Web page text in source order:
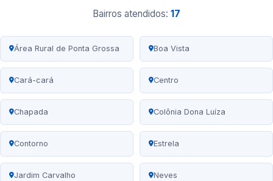
Bairros atendidos: 17
Área Rural de Ponta Grossa Boa Vista
Cará-cará Centro
Chapada Colônia Dona Luíza
Contorno Estrela
Jardim Carvalho Neves